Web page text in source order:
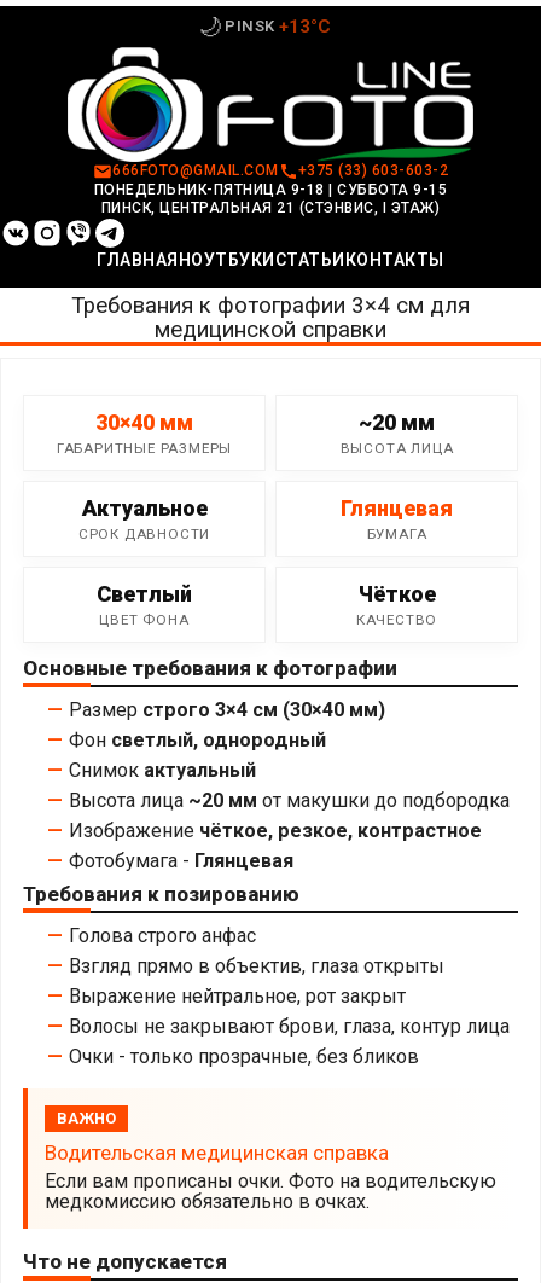
Перейти
содержимому
🌙 PINSK +13°C
666FOTO@GMAIL.COM
+375 (33) 603-603-2
ПОНЕДЕЛЬНИК-ПЯТНИЦА 9-18
|СУББОТА 9-15
ПИНСК, ЦЕНТРАЛЬНАЯ 21 (СТЭНВИС, I ЭТАЖ)
ГЛАВНАЯ НОУТБУКИ СТАТЬИ КОНТАКТЫ
Требования к фотографии 3×4 см для
медицинской справки
30×40 мм
ГАБАРИТНЫЕ РАЗМЕРЫ
~20 мм
ВЫСОТА ЛИЦА
Актуальное
СРОК ДАВНОСТИ
Глянцевая
БУМАГА
Светлый
ЦВЕТ ФОНА
Чёткое
КАЧЕСТВО
Основные требования к фотографии
Размер строго 3×4 см (30×40 мм)
Фон светлый, однородный
Снимок актуальный
Высота лица ~20 мм от макушки до подбородка
Изображение чёткое, резкое, контрастное
Фотобумага - Глянцевая
Требования к позированию
Голова строго анфас
Взгляд прямо в объектив, глаза открыты
Выражение нейтральное, рот закрыт
Волосы не закрывают брови, глаза, контур лица
Очки - только прозрачные, без бликов
ВАЖНО
Водительская медицинская справка
Если вам прописаны очки. Фото на водительскую
медкомиссию обязательно в очках.
Что не допускается